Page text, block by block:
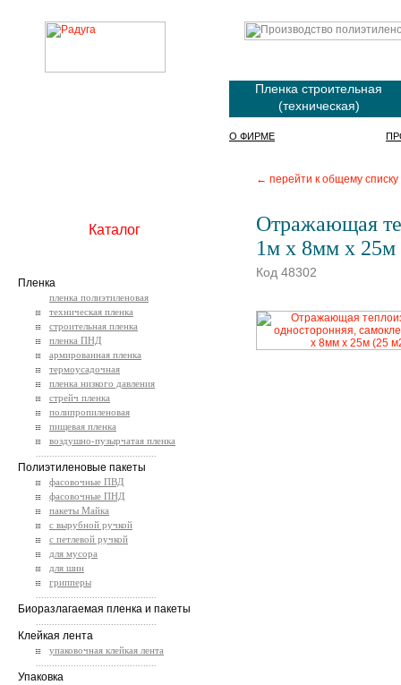
Пленка строительная
(техническая)
О ФИРМЕ
← перейти к общему списку
Отражающая
1м х 8мм х 25м
Код 48302
Каталог
Пленка
пленка полиэтиленовая
техническая пленка
строительная пленка
пленка ПНД
армированная пленка
термоусадочная
пленка низкого давления
стрейч пленка
полипропиленовая
пищевая пленка
воздушно-пузырчатая пленка
Полиэтиленовые пакеты
фасовочные ПВД
фасовочные ПНД
пакеты Майка
с вырубной ручкой
с петлевой ручкой
для мусора
для шин
грипперы
Биоразлагаемая пленка и пакеты
Клейкая лента
упаковочная клейкая лента
Упаковка